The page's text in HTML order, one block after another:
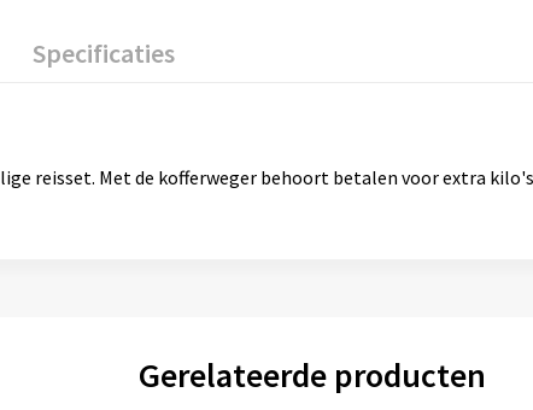
Specificaties
reisset. Met de kofferweger behoort betalen voor extra
Gerelateerde producten